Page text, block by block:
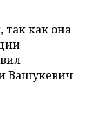
как она
Вашукевич